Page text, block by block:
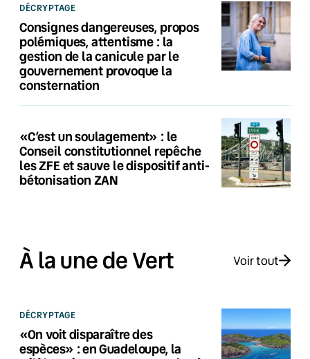
DÉCRYPTAGE
Consignes dangereuses, propos
polémiques, attentisme : la
gestion de la canicule par le
gouvernement provoque la
consternation
«C’est un soulagement» : le
Conseil constitutionnel repêche
les ZFE et sauve le dispositif anti-
bétonisation ZAN
À la une de Vert Voir tout
DÉCRYPTAGE
«On voit disparaître des
espèces» : en Guadeloupe, la